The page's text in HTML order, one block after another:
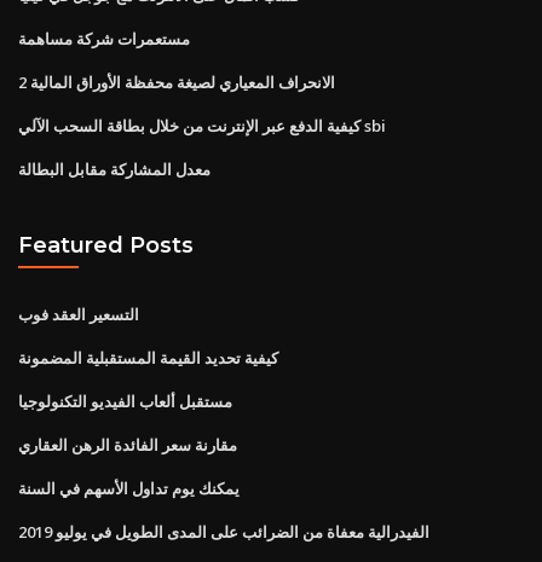
مستعمرات شركة مساهمة
الانحراف المعياري لصيغة محفظة الأوراق المالية 2
كيفية الدفع عبر الإنترنت من خلال بطاقة السحب الآلي sbi
معدل المشاركة مقابل البطالة
Featured Posts
التسعير العقد فوب
كيفية تحديد القيمة المستقبلية المضمونة
مستقبل ألعاب الفيديو التكنولوجيا
مقارنة سعر الفائدة الرهن العقاري
يمكنك يوم تداول الأسهم في السنة
الفيدرالية معفاة من الضرائب على المدى الطويل في يوليو 2019